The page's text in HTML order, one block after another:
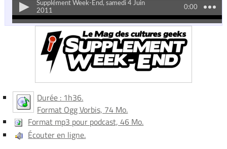
Durée : 1h36.
Format Ogg Vorbis, 74 Mo.
Format mp3 pour podcast, 46 Mo.
Écouter en ligne.